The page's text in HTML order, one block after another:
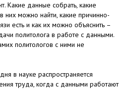
Какие данные собрать, какие
них можно найти, какие причинно-
есть и как их можно объяснить –
политолога в работе с данными.
политологов с ними не
в науке распространяется
труда, когда с данными работают